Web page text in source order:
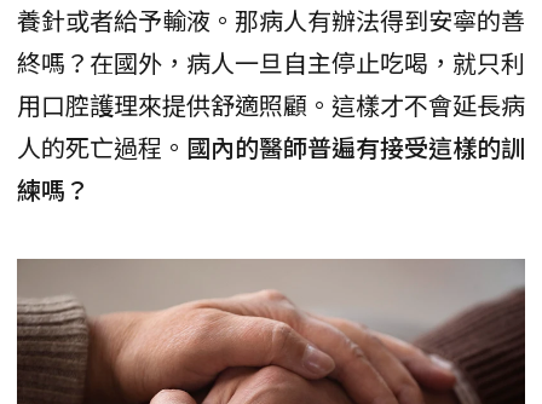
養針或者給予輸液。那病人有辦法得到安寧的善
終嗎？在國外，病人一旦自主停止吃喝，就只利
用口腔護理來提供舒適照顧。這樣才不會延長病
人的死亡過程。 國內的醫師普遍有接受這樣的訓
練嗎？